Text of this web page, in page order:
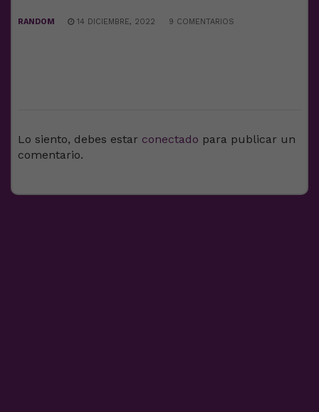
RANDOM 14 DICIEMBRE, 2022 9 COMENTARIOS
Lo siento, debes estar conectado para publicar un
comentario.